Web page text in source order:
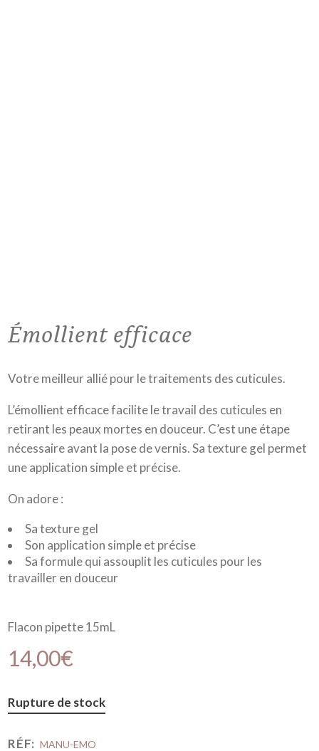
Émollient efficace
Votre meilleur allié pour le traitements des cuticules.
L’émollient efficace facilite le travail des cuticules en
retirant les peaux mortes en douceur. C’est une étape
nécessaire avant la pose de vernis. Sa texture gel permet
une application simple et précise.
On adore :
Sa texture gel
Son application simple et précise
Sa formule qui assouplit les cuticules pour les
travailler en douceur
Flacon pipette 15mL
14,00€
Rupture de stock
RÉF: MANU-EMO